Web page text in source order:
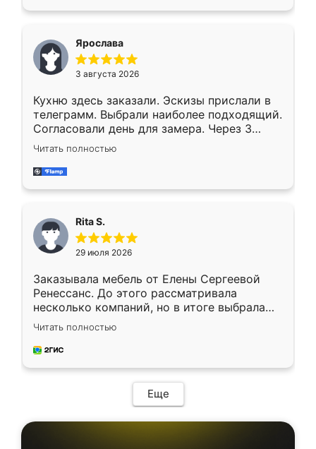
Ярослава
3 августа 2026
Кухню здесь заказали. Эскизы прислали в
телеграмм. Выбрали наиболее подходящий.
Согласовали день для замера. Через 3
недели кухня была уже готова. Остались
довольны работой. Спасибо Ренессанс
мебель за качественную работу!
Читать полностью
Rita S.
29 июля 2026
Заказывала мебель от Елены Сергеевой
Ренессанс. До этого рассматривала
несколько компаний, но в итоге выбрала
эту. Сначала обговорили условия, потом
приехал замерщик, всё спокойно объяснил
и снял размеры. Изготовили в срок, с
мебель сразу встала на свое место без
каких-либо доработок. Качеством осталась
довольна, все выглядит так, как и ожидала.
Читать полностью
Еще